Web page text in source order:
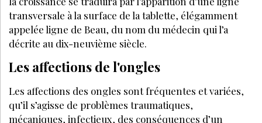
techniques les plus innovantes de 2025
en chirurgie mammaire